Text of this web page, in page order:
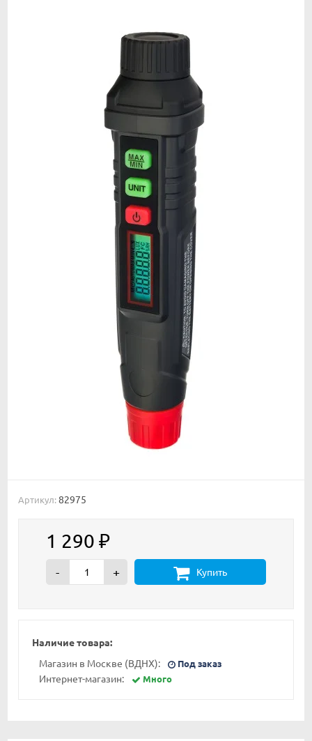
Артикул: 82975
1 290 ₽
- + Купить
Наличие товара:
Магазин в Москве (ВДНХ):
Под заказ
Интернет-магазин: Много